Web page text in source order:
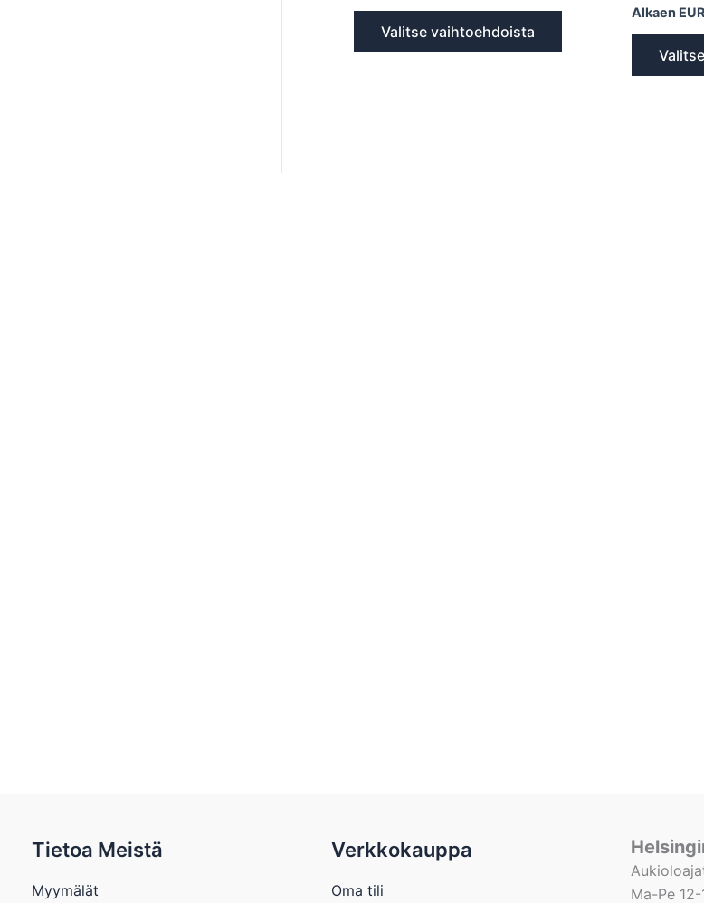
Valitse vaihtoehdoista
Alkaen
Tietoa Meistä
Myymälät
Verkkokauppa
Oma tili
Ma-Pe